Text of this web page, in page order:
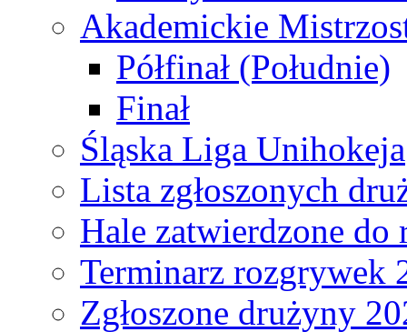
Akademickie
Półfinał (Południe)
Finał
Śląska Liga Unihokeja
Lista zgłoszonych
Hale zatwierdzone do
Terminarz rozgrywek
Zgłoszone drużyny